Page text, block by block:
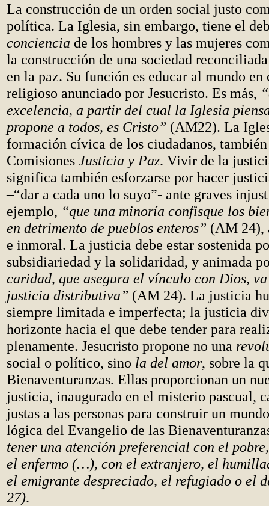
La construcción de un orden social justo
política. La Iglesia, sin embargo, tiene el
conciencia de los hombres y las mujeres
la construcción de una sociedad
en la paz. Su función es educar al mundo en
religioso anunciado por Jesucristo. Es más,
excelencia, a partir del cual la Iglesia
propone a todos, es Cristo” (AM22). La
formación cívica de los ciudadanos, también
Comisiones Justicia y Paz. Vivir de la
significa también esforzarse por hacer
–“dar a cada uno lo suyo”- ante graves
ejemplo, “que una minoría confisque los
en detrimento de pueblos enteros” (AM 24),
e inmoral. La justicia debe estar sostenida
subsidiariedad y la solidaridad, y animada
caridad, que asegura el vínculo con Dios,
justicia distributiva” (AM 24). La justicia
siempre limitada e imperfecta; la justicia
horizonte hacia el que debe tender para
plenamente. Jesucristo propone no una
social o político, sino la del amor, sobre la
Bienaventuranzas. Ellas proporcionan un
justicia, inaugurado en el misterio pascual,
justas a las personas para construir un
lógica del Evangelio de las
tener una atención preferencial con el
el enfermo (…), con el extranjero, el
el emigrante despreciado, el refugiado o el
27).